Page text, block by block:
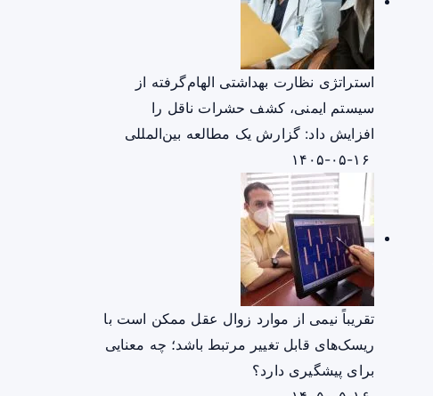
استراتژی نظارت بهداشتی الهام‌گرفته از
سیستم ایمنی، کشف حشرات ناقل را
افزایش داد: گزارش یک مطالعه بین‌المللی
تقریباً نیمی از موارد زوال عقل ممکن است با
ریسک‌های قابل تغییر مرتبط باشد؛ چه معنایی
برای پیشگیری دارد؟